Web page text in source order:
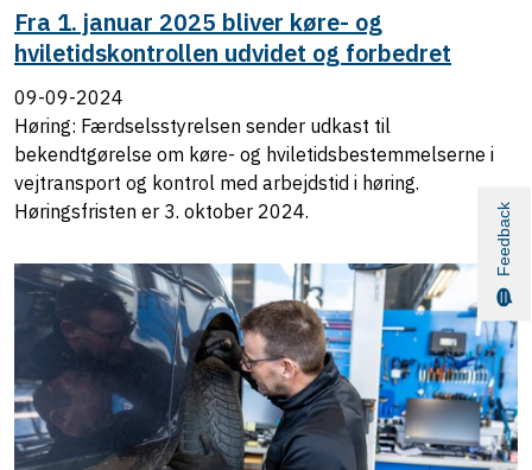
Fra 1. januar 2025 bliver køre- og
hviletidskontrollen udvidet og forbedret
09-09-2024
Høring: Færdselsstyrelsen sender udkast til
bekendtgørelse om køre- og hviletidsbestemmelserne i
vejtransport og kontrol med arbejdstid i høring.
Høringsfristen er 3. oktober 2024.
Feedback